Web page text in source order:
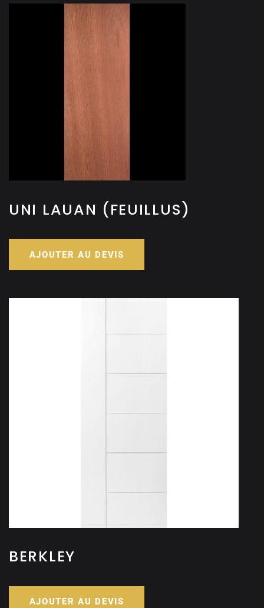
UNI LAUAN (FEUILLUS)
AJOUTER AU DEVIS
BERKLEY
AJOUTER AU DEVIS